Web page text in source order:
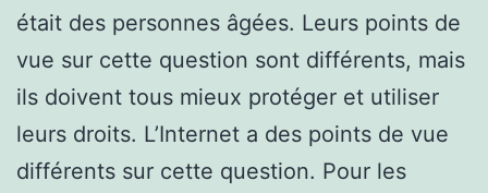
était des personnes âgées. Leurs points de
vue sur cette question sont différents, mais
ils doivent tous mieux protéger et utiliser
leurs droits. L’Internet a des points de vue
différents sur cette question. Pour les